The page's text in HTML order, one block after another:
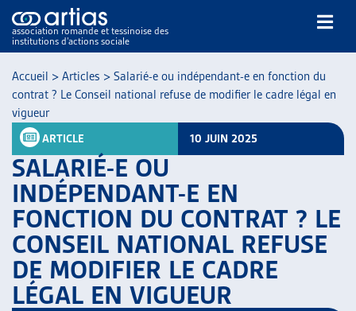
association romande et tessinoise des
institutions d’actions sociale
NOS PUBLICATIONS
ARTICLES
DOSSIERS DU MOIS
VEILLE
RESSOURCES
THÉMATIQUES
Accueil > Articles > Salarié-e ou indépendant-e en fonction du
contrat ? Le Conseil national refuse de modifier le cadre légal en
vigueur
ARTICLE 10 JUIN 2025
SALARIÉ-E OU
INDÉPENDANT-E EN
FONCTION DU CONTRAT ? LE
CONSEIL NATIONAL REFUSE
DE MODIFIER LE CADRE
LÉGAL EN VIGUEUR